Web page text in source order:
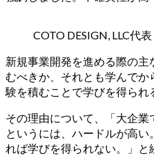
COTO DESIGN, LLC代
新規事業開発を進める際の
むべきか、それとも学んで
験を積むことで学びを得られ
その理由について、「大企
というには、ハードルが高
れば学びを得られない。」と